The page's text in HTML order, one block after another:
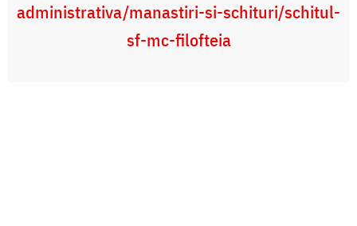
administrativa/manastiri-si-schituri/schitul-
sf-mc-filofteia